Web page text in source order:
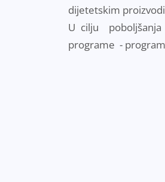
dijetetskim
U cilju poboljšanja
programe -